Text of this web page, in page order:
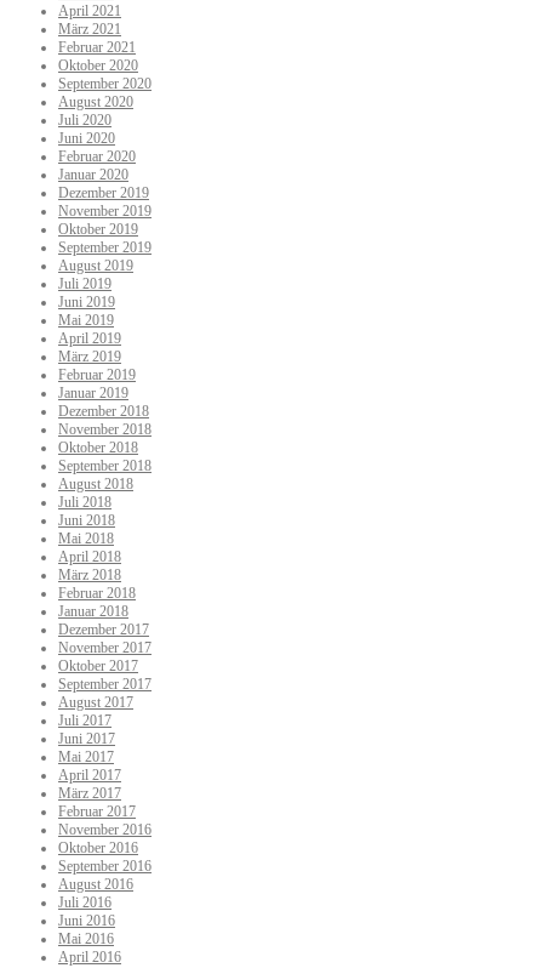
April 2021
März 2021
Februar 2021
Oktober 2020
September 2020
August 2020
Juli 2020
Juni 2020
Februar 2020
Januar 2020
Dezember 2019
November 2019
Oktober 2019
September 2019
August 2019
Juli 2019
Juni 2019
Mai 2019
April 2019
März 2019
Februar 2019
Januar 2019
Dezember 2018
November 2018
Oktober 2018
September 2018
August 2018
Juli 2018
Juni 2018
Mai 2018
April 2018
März 2018
Februar 2018
Januar 2018
Dezember 2017
November 2017
Oktober 2017
September 2017
August 2017
Juli 2017
Juni 2017
Mai 2017
April 2017
März 2017
Februar 2017
November 2016
Oktober 2016
September 2016
August 2016
Juli 2016
Juni 2016
Mai 2016
April 2016